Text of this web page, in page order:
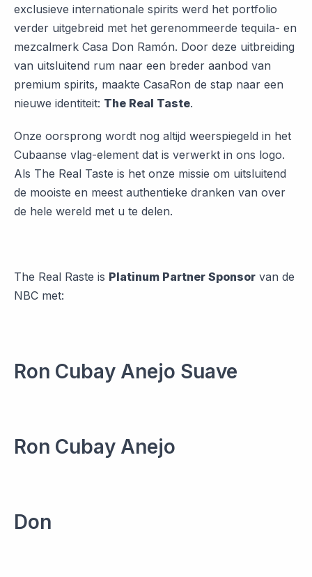
exclusieve internationale spirits werd het portfolio
verder uitgebreid met het gerenommeerde tequila- en
mezcalmerk Casa Don Ramón. Door deze uitbreiding
van uitsluitend rum naar een breder aanbod van
premium spirits, maakte CasaRon de stap naar een
nieuwe identiteit: The Real Taste.
Onze oorsprong wordt nog altijd weerspiegeld in het
Cubaanse vlag-element dat is verwerkt in ons logo.
Als The Real Taste is het onze missie om uitsluitend
de mooiste en meest authentieke dranken van over
de hele wereld met u te delen.
The Real Raste is Platinum Partner Sponsor van de
NBC met:
Ron Cubay Anejo Suave
Ron Cubay Anejo
Don